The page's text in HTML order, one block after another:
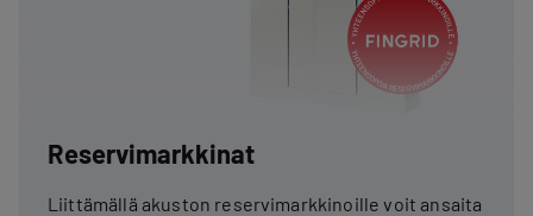
Reservimarkkinat
Liittämällä akuston reservimarkkinoille voit ansaita